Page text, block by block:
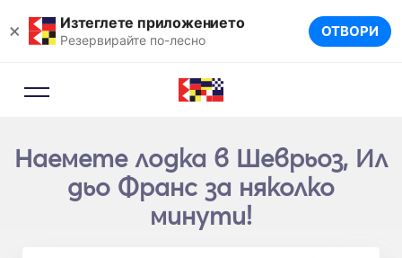
× Изтеглете приложението
Резервирайте по-лесно ОТВОРИ
Наемете лодка в Шеврьоз, Ил
дьо Франс за няколко
минути!